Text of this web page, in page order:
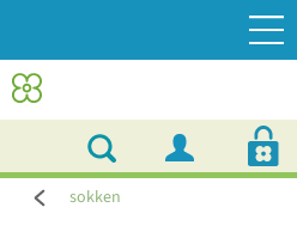
sokken